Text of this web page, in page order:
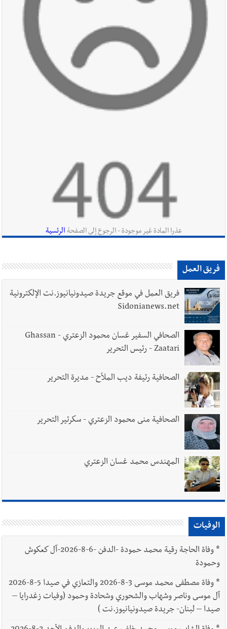
بدعوة من بلديتها الخميس ٦-٨-٢٠٢٦ مع الفنان المميز أدهم شلهوب
وبرنامج حافل وسهرات ممتعة...شاركونا الفرحة
أخبار صيدا
نادي أشمون الرياضي - صيدا يُحلّق إلى التصفيات
النهائية للدرجة الثالثة .. بثلاثية مستحقة
مقدمات نشرات الأخبار المسائية التلفزيونية في لبنان
أخبار لبنان بالصور: الجيش اللبناني تفكيك صواريخ وقنابل طيران
غير منفجرة من مخلفات العدوان الإسرائيلي
أخبار لبنان
أخبار لبنان
جبلا وداخلا
العالم العربي
يبقى الشعب الفلسطيني يعيش كل هذا الألم؟ وإلى متى تستمر هذه
المعاناة التي تمزق القلوب والضمائر؟
وإعلام إيراني: الاتّفاق مع عُمان مؤجّل ما دامت التهديدات مستمرّة
عذرا المادة غير موجودة - الرجوع إلى الصفحة الرئسية
فريق العمل
فريق العمل في موقع جريدة صيدونيانيوز.نت الإلكترونية
Sidonianews.net
الصحافي السفير غسان محمود الزعتري - Ghassan
Zaatari - رئيس التحرير
الصحافية رئيفة ديب الملاّح - مديرة التحرير
الصحافية منى محمود الزعتري - سكرتير التحرير
المهندس محمد غسان الزعتري
الوفيات
*
وفاة الحاجة رقية محمد حمودة -الدفن -6-8-2026-آل كعكوش
وحمودة
*
وفاة مصطفى محمد موسى 3-8-2026 والتعازي في صيدا 5-8-2026
آل موسى وناصر وشهاب والشحوري وشحادة وحمود (وفيات زغدرايا –
صيدا – لبنان- جريدة صيدونيانيوز.نت )